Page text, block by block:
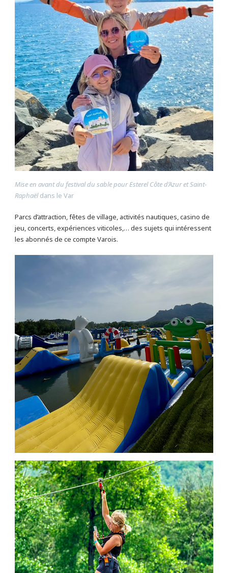
Mise en avant du festival du sable pour Esterel Côte d’Azur et Saint-
Raphaëldans le Var
Parcs d’attraction, fêtes de village, activités nautiques, casino de
jeu, concerts, expériences viticoles,… des sujets qui intéressent
les abonnés de ce compte Varois.